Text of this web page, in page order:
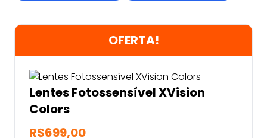
OFERTA!
Lentes Fotossensível XVision
Colors
R$699,00